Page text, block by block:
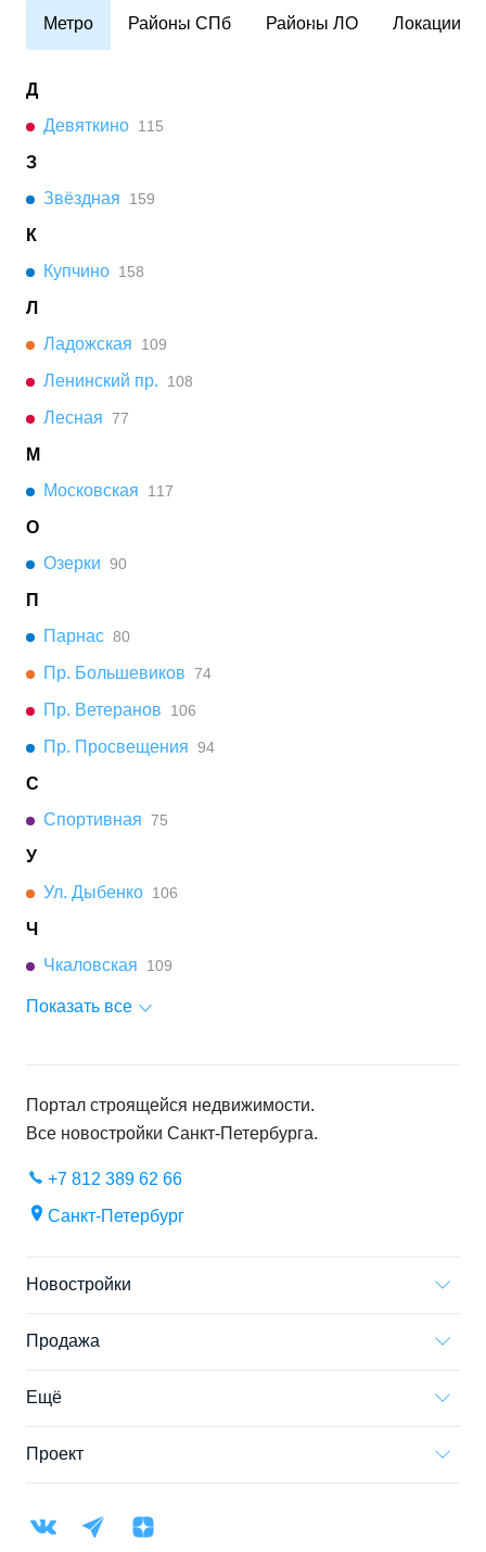
Метро Районы СПб Районы ЛО Локации
Д
Девяткино 115
З
Звёздная
159
К
Купчино 158
Л
Ладожская
109
Ленинский пр. 108
Лесная 77
М
Московская
117
О
Озерки 90
П
Парнас 80
Пр. Большевиков 74
Пр. Ветеранов 106
Пр. Просвещения 94
С
Спортивная 75
У
Ул. Дыбенко 106
Ч
Чкаловская
109
Показать все
Портал строящейся недвижимости.
Все новостройки Санкт-Петербурга.
+7 812 389 62 66
Санкт-Петербург
Новостройки
Продажа
Ещё
Проект